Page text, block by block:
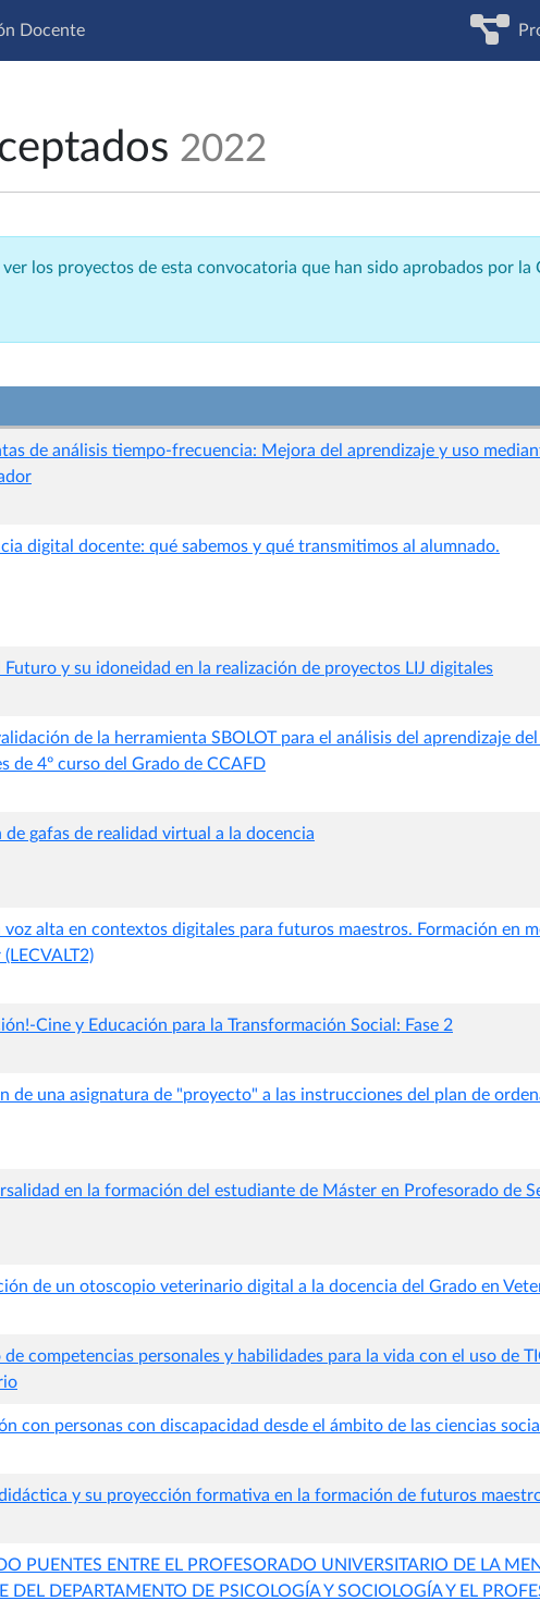
Docente
2022
ver los proyectos de esta convocatoria que han sido aprobados por la
de análisis tiempo-frecuencia: Mejora del aprendizaje y uso
digital docente: qué sabemos y qué transmitimos al alumnado.
Futuro y su idoneidad en la realización de proyectos LIJ digitales
de la herramienta SBOLOT para el análisis del aprendizaje
de 4º curso del Grado de CCAFD
gafas de realidad virtual a la docencia
voz alta en contextos digitales para futuros maestros. Formación en
Cine y Educación para la Transformación Social: Fase 2
de una asignatura de "proyecto" a las instrucciones del plan de
en la formación del estudiante de Máster en Profesorado de
de un otoscopio veterinario digital a la docencia del Grado en
de competencias personales y habilidades para la vida con el uso de
con personas con discapacidad desde el ámbito de las ciencias
y su proyección formativa en la formación de futuros
PUENTES ENTRE EL PROFESORADO UNIVERSITARIO DE LA
DEL DEPARTAMENTO DE PSICOLOGÍA Y SOCIOLOGÍA Y EL